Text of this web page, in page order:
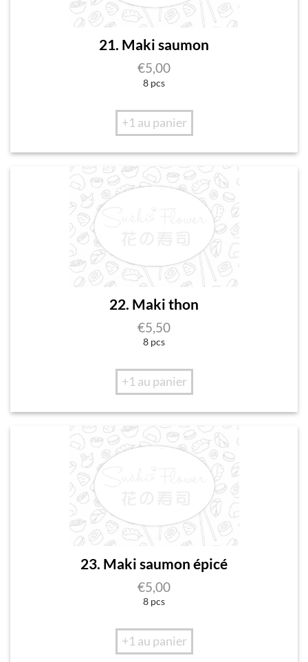
21. Maki saumon
€5,00
8 pcs
+1 au panier
22. Maki thon
€5,50
8 pcs
+1 au panier
23. Maki saumon épicé
€5,00
8 pcs
+1 au panier